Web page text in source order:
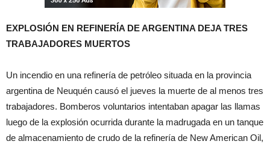
EXPLOSIÓN EN REFINERÍA DE ARGENTINA DEJA TRES
TRABAJADORES MUERTOS
Un incendio en una refinería de petróleo situada en la provincia
argentina de Neuquén causó el jueves la muerte de al menos tres
trabajadores. Bomberos voluntarios intentaban apagar las llamas
luego de la explosión ocurrida durante la madrugada en un tanque
de almacenamiento de crudo de la refinería de New American Oil,